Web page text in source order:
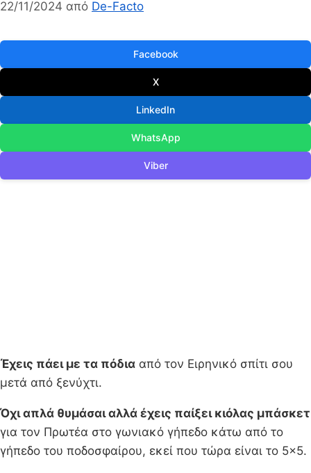
22/11/2024 από De-Facto
Facebook
X
LinkedIn
WhatsApp
Viber
Έχεις πάει με τα πόδια από τον Ειρηνικό σπίτι σου
μετά από ξενύχτι.
Όχι απλά θυμάσαι αλλά έχεις παίξει κιόλας μπάσκετ
για τον Πρωτέα στο γωνιακό γήπεδο κάτω από το
γήπεδο του ποδοσφαίρου, εκεί που τώρα είναι το 5×5.